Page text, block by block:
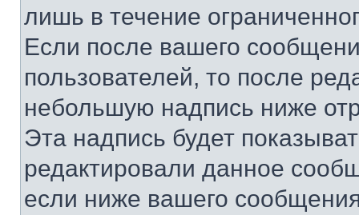
лишь в течение
Если после вашего
пользователей, то после
небольшую надпись ниже
Эта надпись будет
редактировали данное
если ниже вашего